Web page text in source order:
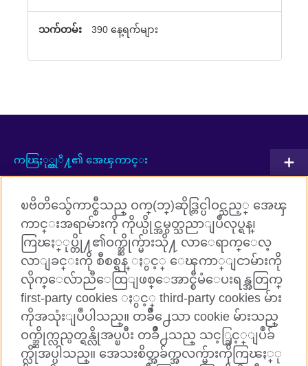
390 နေ့ရက်များ
ကၽြႏု္ပ္တုိ႔၏ အေၾကာင္း
အဂၤလိပ္ဘာသာစကားသင္ၾကားျခင္း
ကြၽႏ္ုပ္တို႔ႏွင့္ ခ်ိတ္ဆက္ပါ
Facebook TikTok
British Council Global
ၿဗိတိသွ်ေကာင္စီသည္ ဝက္(ဘ္)ဆိုဒ္တြင္ပါဝင္သည့္ အေၾ
ကာင္းအရာမ်ားကို ကိုယ္ပိုင္အမွတ္သညာျပဳလုပ္ရန္၊
ကြၽႏ္ုပ္တို႔၏ဝက္ဘ္ဆိုက္မ်ားသို႔ လာေရာက္ေလ့
လာျခင္းကို စီစစ္ရန္ ႏွင့္ ေၾကာ္ျငာမ်ားကို
လိုက္ေလ်ာညီေထြျဖစ္ေအာင္စီမံေပးရန္အတြက္
first-party cookies ႏွင့္ third-party cookies မ်ား
ကိုအသုံးျပဳပါသည္။ တခ်ိဳ႕ေသာ cookie မ်ားသည္
ဝက္ဘ္ဆိုက္လည္ပတ္ရန္လိုအပ္ၿပီး တခ်ိဳ႕သည္ သင့္ခြင့္ျပဳခ်
က္လိုအပ္ပါသည္။ အေသးစိတ္အခ်က္အလက္မ်ားကိုကြၽႏ္ု